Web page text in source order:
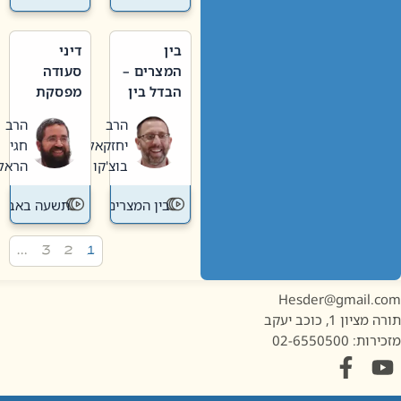
בין
המצרים –
הבדל בין
חדשה
לישנה
הרב
יחזקאל
בוצ'קו
בין המצרים
דיני
סעודה
מפסקת
תשעה
באב
הרב
חגי
הראל
תשעה באב
1, כוכב יעקב
02-6550500